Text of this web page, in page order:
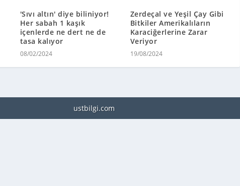
'Sıvı altın' diye biliniyor!
Her sabah 1 kaşık
içenlerde ne dert ne de
tasa kalıyor
08/02/2024
Zerdeçal ve Yeşil Çay Gibi
Bitkiler Amerikalıların
Karaciğerlerine Zarar
Veriyor
19/08/2024
ustbilgi.com